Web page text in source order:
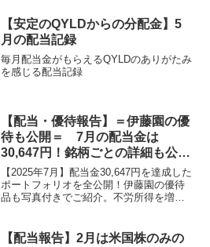
【安定のQYLDからの分配金】5
月の配当記録
毎月配当金がもらえるQYLDのありがたみ
を感じる配当記録
【配当・優待報告】＝伊藤園の優
待も公開＝ 7月の配当金は
30,647円！銘柄ごとの詳細も公
開 2025.7月分
【2025年7月】配当金30,647円を達成した
ポートフォリオを全公開！伊藤園の優待
品も写真付きでご紹介。不労所得を増や
【配当報告】2月は米国株のみの